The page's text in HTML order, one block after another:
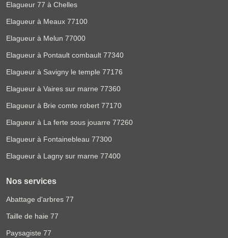
Elagueur 77 à Chelles
Elagueur à Meaux 77100
Elagueur à Melun 77000
Elagueur à Pontault combault 77340
Elagueur à Savigny le temple 77176
Elagueur à Vaires sur marne 77360
Elagueur à Brie comte robert 77170
Elagueur à La ferte sous jouarre 77260
Elagueur à Fontainebleau 77300
Elagueur à Lagny sur marne 77400
Nos services
Abattage d'arbres 77
Taille de haie 77
Paysagiste 77